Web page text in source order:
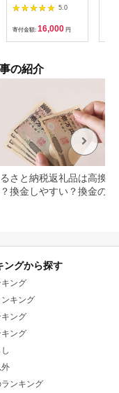
5.0
寄付金額: 16,000 円
の紹介
さと納税返礼品は高換金
換金しやすい？換金の可
ングから探す
キング
キング
ング
ング
外
ンキング